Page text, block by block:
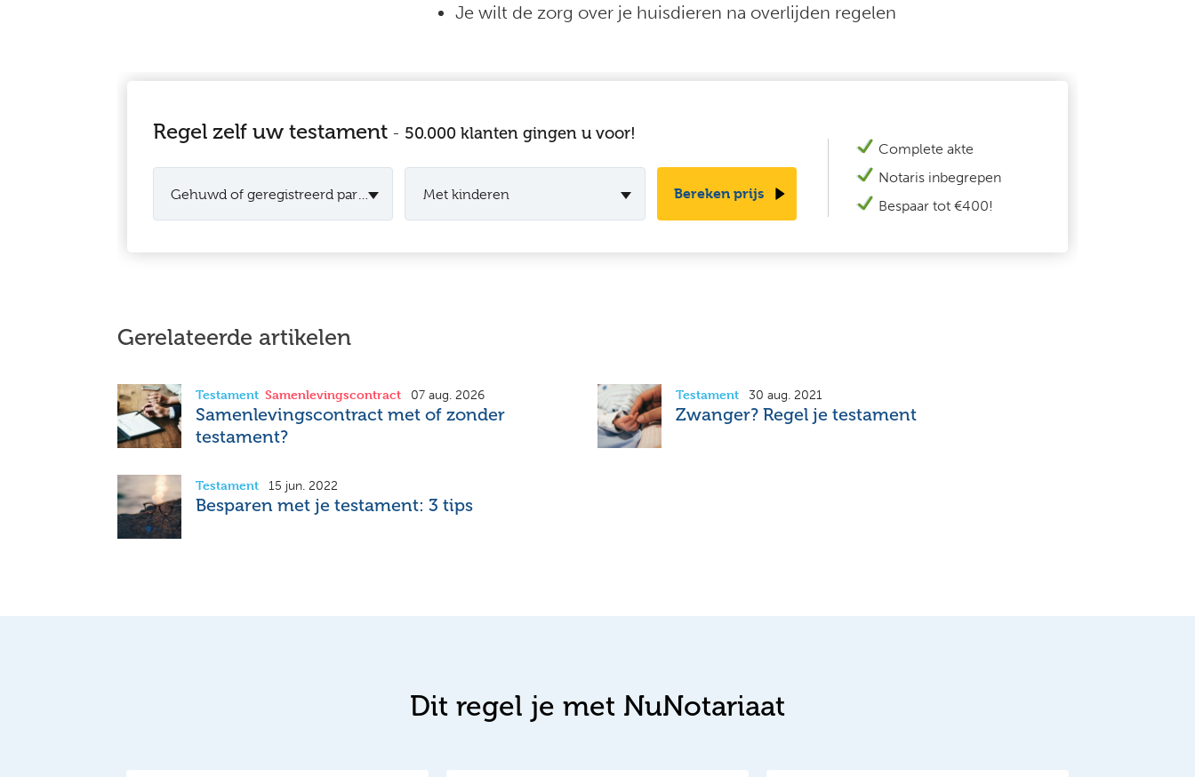
Je wilt de zorg over je huisdieren na overlijden regelen
Regel zelf uw testament- 50.000 klanten gingen u voor!
Gehuwd of geregistreerd partner Met kinderen Bereken prijs
Complete akte
Notaris inbegrepen
Bespaar tot €400!
Gerelateerde artikelen
Testament Samenlevingscontract 07 aug. 2026
Samenlevingscontract met of zonder
testament?
Testament 30 aug. 2021
Zwanger? Regel je testament
Testament 15 jun. 2022
Besparen met je testament: 3 tips
Dit regel je met NuNotariaat